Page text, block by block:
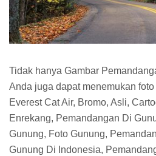
Tidak hanya Gambar
Anda juga dapat menemukan
Everest Cat Air, Bromo, Asli,
Enrekang, Pemandangan Di
Gunung, Foto Gunung,
Gunung Di Indonesia,